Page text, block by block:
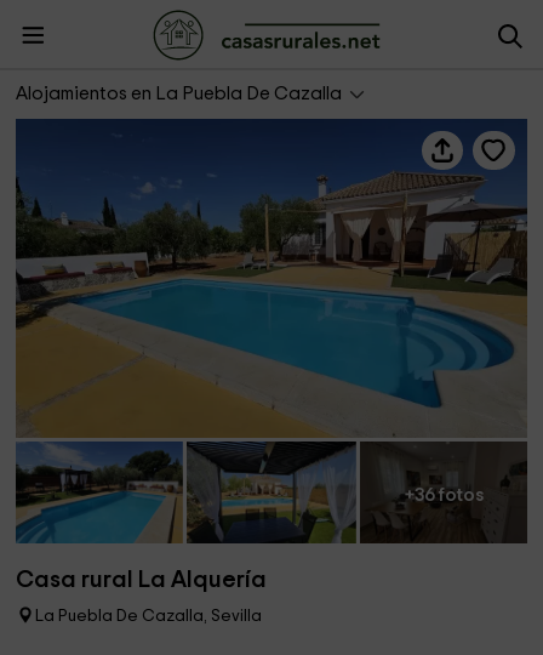
Alojamientos en La Puebla De Cazalla
Casa rural La Alquería
+36 fotos
Casa rural La Alquería
La Puebla De Cazalla, Sevilla